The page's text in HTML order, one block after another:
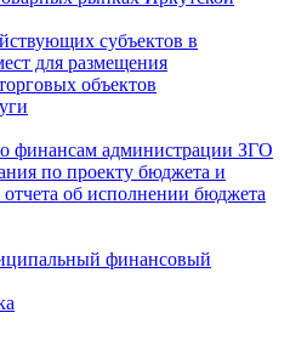
субъектов в
для размещения
объектов
финансам администрации ЗГО
по проекту бюджета и
отчета об исполнении бюджета
финансовый